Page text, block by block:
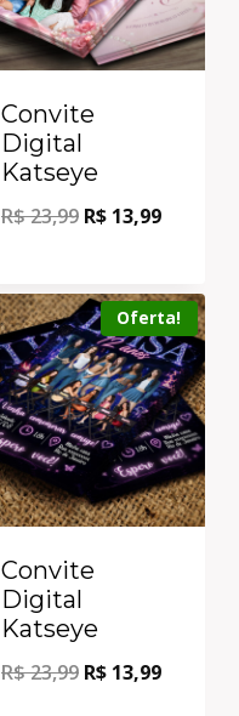
Convite
Digital
Katseye
R$23,99 R$ 13,99
Oferta!
Convite
Digital
Katseye
R$23,99 R$ 13,99